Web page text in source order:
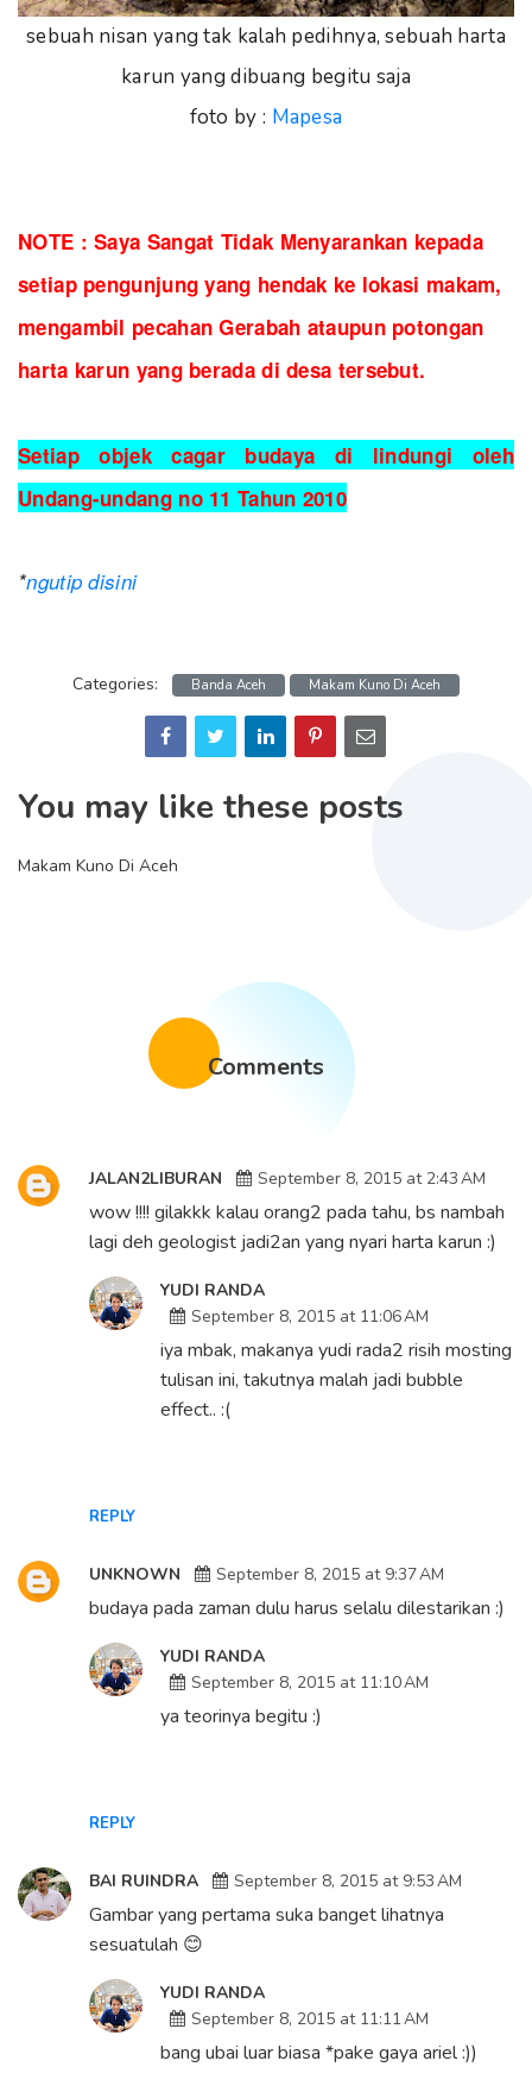
sebuah nisan yang tak kalah pedihnya, sebuah harta
karun yang dibuang begitu saja
foto by : Mapesa
NOTE : Saya Sangat Tidak Menyarankan kepada
setiap pengunjung yang hendak ke lokasi makam,
mengambil pecahan Gerabah ataupun potongan
harta karun yang berada di desa tersebut.
Setiap objek cagar budaya di lindungi oleh
Undang-undang no 11 Tahun 2010
*ngutip disini
Categories: Banda Aceh Makam Kuno Di Aceh
You may like these posts
Makam Kuno Di Aceh
Comments
JALAN2LIBURAN September 8, 2015 at 2:43 AM
wow !!!! gilakkk kalau orang2 pada tahu, bs nambah
lagi deh geologist jadi2an yang nyari harta karun :)
REPLY
YUDI RANDA
September 8, 2015 at 11:06 AM
iya mbak, makanya yudi rada2 risih mosting
tulisan ini, takutnya malah jadi bubble
effect.. :(
UNKNOWN September 8, 2015 at 9:37 AM
budaya pada zaman dulu harus selalu dilestarikan :)
REPLY
YUDI RANDA
September 8, 2015 at 11:10 AM
ya teorinya begitu :)
BAI RUINDRA September 8, 2015 at 9:53 AM
Gambar yang pertama suka banget lihatnya
sesuatulah 😊
YUDI RANDA
September 8, 2015 at 11:11 AM
bang ubai luar biasa *pake gaya ariel :))